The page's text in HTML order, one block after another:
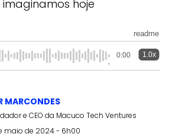
hoje
readme
0:00 1.0x
MARCONDES
e CEO da Macuco Tech Ventures
maio de 2024 - 6h00